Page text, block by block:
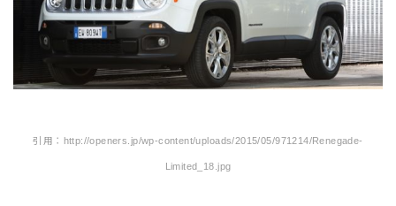
引用：http://openers.jp/wp-content/uploads/2015/05/971214/Renegade-
Limited_18.jpg